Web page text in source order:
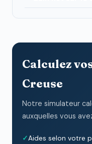
Calculez
Creuse
Notre simulateur
auxquelles vous
Aides selon votre